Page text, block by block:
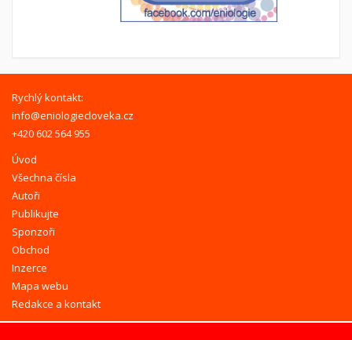
Rychlý kontakt:
info@eniologiecloveka.cz
+420 602 564 955
Úvod
Všechna čísla
Autoři
Publikujte
Sponzoři
Obchod
Inzerce
Mapa webu
Redakce a kontakt